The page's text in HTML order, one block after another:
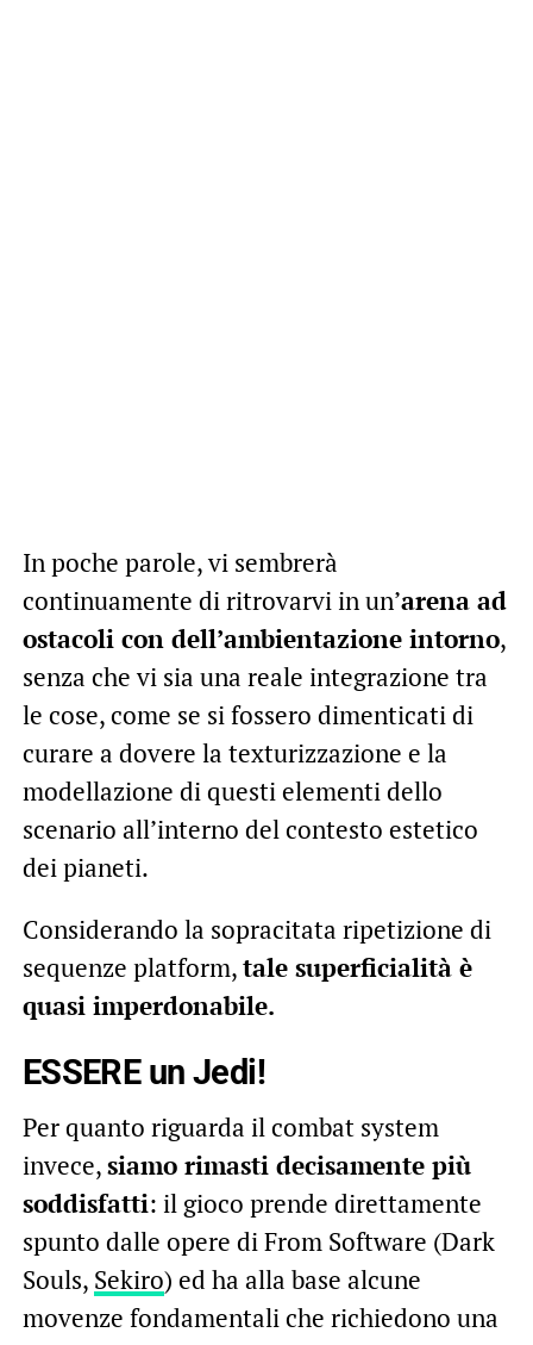
In poche parole, vi sembrerà
continuamente di ritrovarvi in un’arena ad
ostacoli con dell’ambientazione intorno,
senza che vi sia una reale integrazione tra
le cose, come se si fossero dimenticati di
curare a dovere la texturizzazione e la
modellazione di questi elementi dello
scenario all’interno del contesto estetico
dei pianeti.
Considerando la sopracitata ripetizione di
sequenze platform,tale superficialità è
quasi imperdonabile.
ESSERE un Jedi!
Per quanto riguarda il combat system
invece,siamo rimasti decisamente più
soddisfatti: il gioco prende direttamente
spunto dalle opere di From Software (Dark
Souls, Sekiro) ed ha alla base alcune
movenze fondamentali che richiedono una